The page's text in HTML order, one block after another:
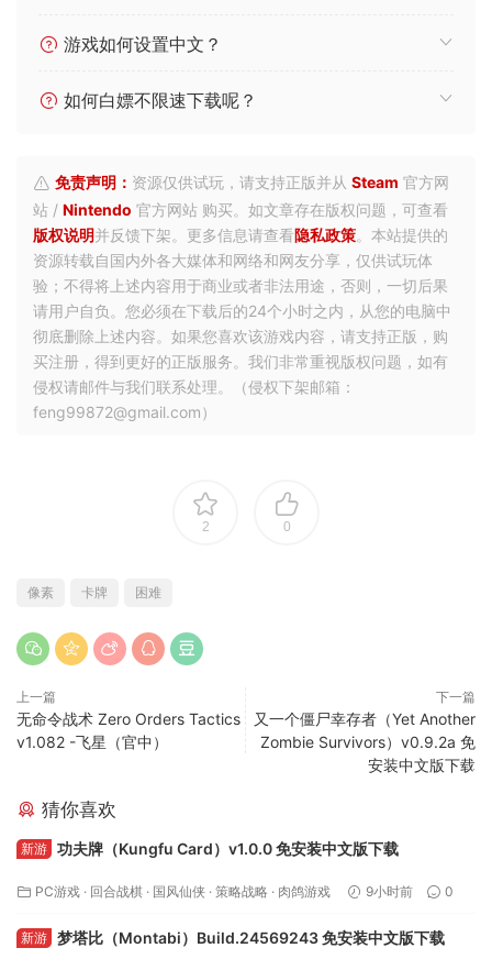
游戏如何设置中文？
如何白嫖不限速下载呢？
免责声明： 资源仅供试玩，请支持正版并从 Steam 官方网
站 / Nintendo 官方网站 购买。如文章存在版权问题，可查看
版权说明并反馈下架。更多信息请查看隐私政策。本站提供的
资源转载自国内外各大媒体和网络和网友分享，仅供试玩体
验；不得将上述内容用于商业或者非法用途，否则，一切后果
请用户自负。您必须在下载后的24个小时之内，从您的电脑中
彻底删除上述内容。如果您喜欢该游戏内容，请支持正版，购
买注册，得到更好的正版服务。我们非常重视版权问题，如有
侵权请邮件与我们联系处理。（侵权下架邮箱：
feng99872@gmail.com）
2 0
像素 卡牌 困难
上一篇
无命令战术 Zero Orders Tactics
v1.082 -飞星（官中）
下一篇
又一个僵尸幸存者（Yet Another
Zombie Survivors）v0.9.2a 免
安装中文版下载
猜你喜欢
新游 功夫牌（Kungfu Card）v1.0.0 免安装中文版下载
PC游戏 · 回合战棋 · 国风仙侠 · 策略战略 · 肉鸽游戏 9小时前 0
新游 梦塔比（Montabi）Build.24569243 免安装中文版下载